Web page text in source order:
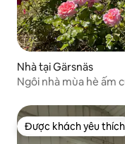
Nhà tại Gärsnäs
Ngôi nhà mùa hè ấm
Được khách yêu thích
Được khách yêu thích